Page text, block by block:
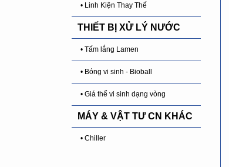
• Linh Kiện Thay Thế
THIẾT BỊ XỬ LÝ NƯỚC
• Tấm lắng Lamen
• Bóng vi sinh - Bioball
• Giá thể vi sinh dạng vòng
MÁY & VẬT TƯ CN KHÁC
• Chiller